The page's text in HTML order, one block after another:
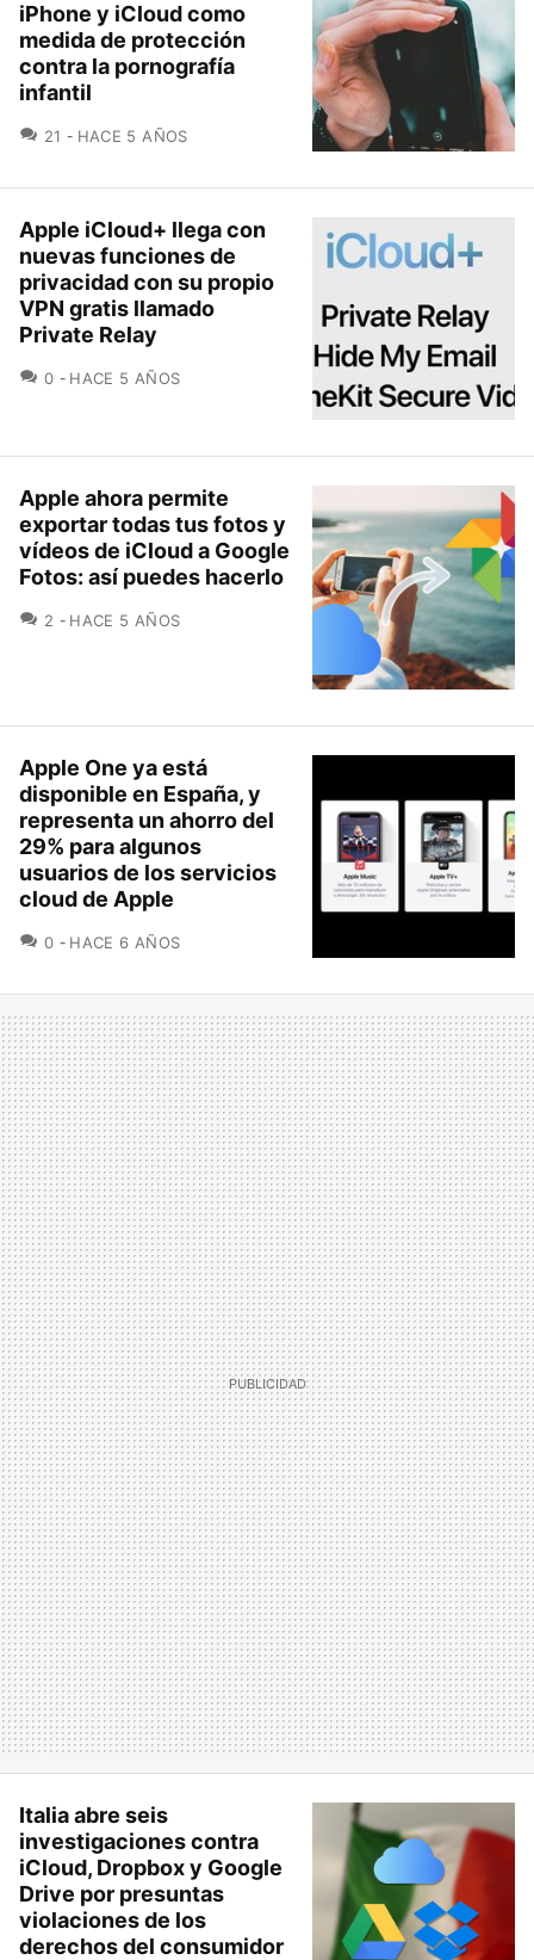
iPhone y iCloud como
medida de protección
contra la pornografía
infantil
21 COMENTARIOS
HACE 5 AÑOS
Apple iCloud+ llega con
nuevas funciones de
privacidad con su propio
VPN gratis llamado
Private Relay
0 COMENTARIOS
HACE 5 AÑOS
Apple ahora permite
exportar todas tus fotos y
vídeos de iCloud a Google
Fotos: así puedes hacerlo
2 COMENTARIOS
HACE 5 AÑOS
Apple One ya está
disponible en España, y
representa un ahorro del
29% para algunos
usuarios de los servicios
cloud de Apple
0 COMENTARIOS
HACE 6 AÑOS
Italia abre seis
investigaciones contra
iCloud, Dropbox y Google
Drive por presuntas
violaciones de los
derechos del consumidor